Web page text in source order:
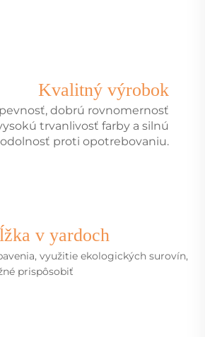
Kvalitný výrobok
dobrú rovnomernosť
trvanlivosť farby a silnú
odolnosť proti opotrebovaniu.
v yardoch
využitie ekologických surovín,
prispôsobiť